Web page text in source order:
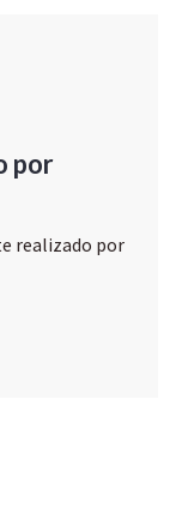
por
realizado por